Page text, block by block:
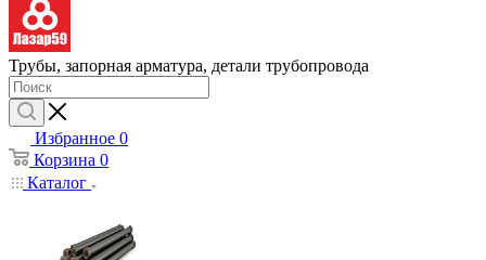
Трубы, запорная арматура, детали трубопровода
Избранное 0
Корзина 0
Каталог